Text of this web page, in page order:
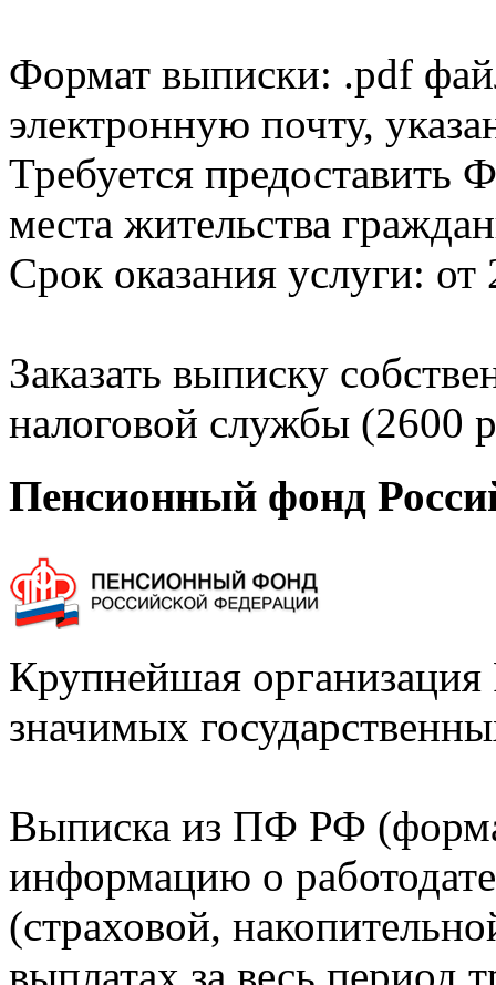
Формат выписки: .pdf
электронную почту,
Требуется
места жительства
Срок оказания услуги: от
Заказать выписку
налоговой службы (2600
Пенсионный фонд
Крупнейшая
значимых
Выписка из ПФ РФ
информацию о
(страховой,
выплатах за весь период